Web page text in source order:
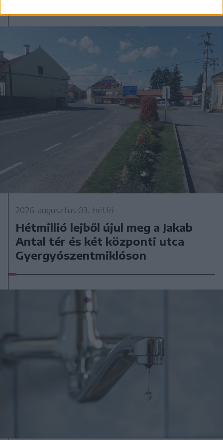
2026. augusztus 03., hétfő
Hétmillió lejből újul meg a Jakab
Antal tér és két központi utca
Gyergyószentmiklóson